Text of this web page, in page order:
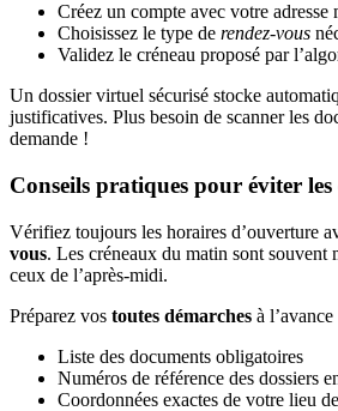
Créez un compte avec votre adresse
Choisissez le type de rendez-vous
Validez le créneau proposé par
Un dossier virtuel sécurisé stocke
justificatives. Plus besoin de scanner les
demande !
Conseils pratiques pour éviter
Vérifiez toujours les horaires d’ouverture
vous. Les créneaux du matin sont souvent
ceux de l’après-midi.
Préparez vos toutes démarches à l’avance
Liste des documents obligatoires
Numéros de référence des dossiers
Coordonnées exactes de votre lieu